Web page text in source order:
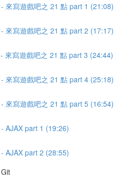
來寫遊戲吧之 21 點 part 1 (21:08)
來寫遊戲吧之 21 點 part 2 (17:17)
來寫遊戲吧之 21 點 part 3 (24:44)
來寫遊戲吧之 21 點 part 4 (25:18)
來寫遊戲吧之 21 點 part 5 (16:54)
AJAX part 1 (19:26)
AJAX part 2 (28:55)